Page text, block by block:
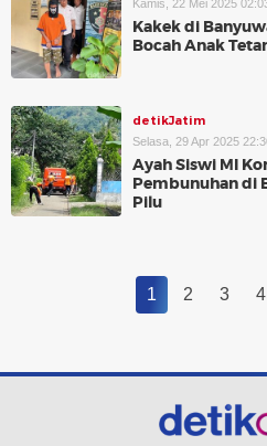
Kamis, 22 Mei 2025
Kakek di
Bocah Anak
detikJatim
Selasa, 29 Apr 2025
Ayah Siswi MI
Pembunuhan di
Pilu
1 2 3 4